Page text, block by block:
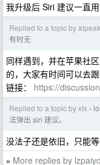
我升级后 Siri 建议一直
Replied to a topic by alpeak
有时无
同样遇到，并在苹果社
的，大家有时间可以去跟
链接： https://
Replied to a topic by xtx ›
法弹出 siri 建议。
没法子还是依旧，只能等
» More replies by lzpaiyd